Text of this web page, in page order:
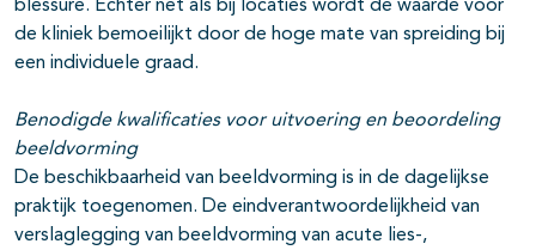
blessure. Echter net als bij locaties wordt de waarde voor
de kliniek bemoeilijkt door de hoge mate van spreiding bij
een individuele graad.
Benodigde kwalificaties voor uitvoering en beoordeling
beeldvorming
De beschikbaarheid van beeldvorming is in de dagelijkse
praktijk toegenomen. De eindverantwoordelijkheid van
verslaglegging van beeldvorming van acute lies-,